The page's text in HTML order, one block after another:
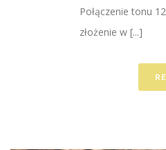
Połączenie tonu
złożenie w [...]